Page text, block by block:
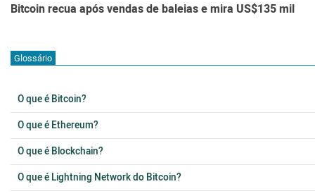
Bitcoin recua após vendas de baleias e mira US$135 mil
Glossário
O que é Bitcoin?
O que é Ethereum?
O que é Blockchain?
O que é Lightning Network do Bitcoin?